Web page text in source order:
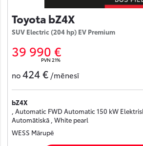
Toyota bZ4X
SUV Electric (204 hp) EV Premium
39 990 €
PVN 21%
no424 € /mēnesī
bZ4X
, Automatic FWD Automatic 150 kW
Automātiskā , White pearl
WESS Mārupē